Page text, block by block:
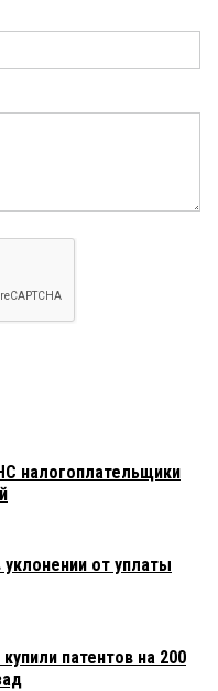
налогоплательщики
от уплаты
патентов на 200